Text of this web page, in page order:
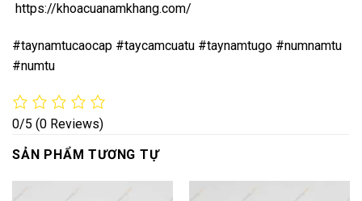
https://khoacuanamkhang.com/
#taynamtucaocap #taycamcuatu #taynamtugo #numnamtu
#numtu
0/5 (0 Reviews)
SẢN PHẨM TƯƠNG TỰ